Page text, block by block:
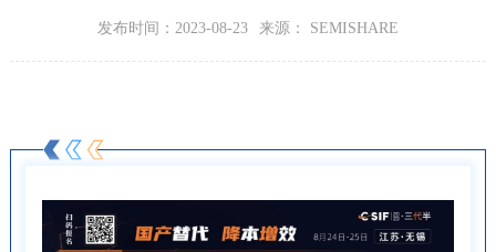
发布时间：2023-08-23 来源： SEMISHARE